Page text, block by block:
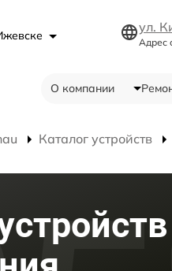
ул.
Адрес
О компании
Каталог устройств